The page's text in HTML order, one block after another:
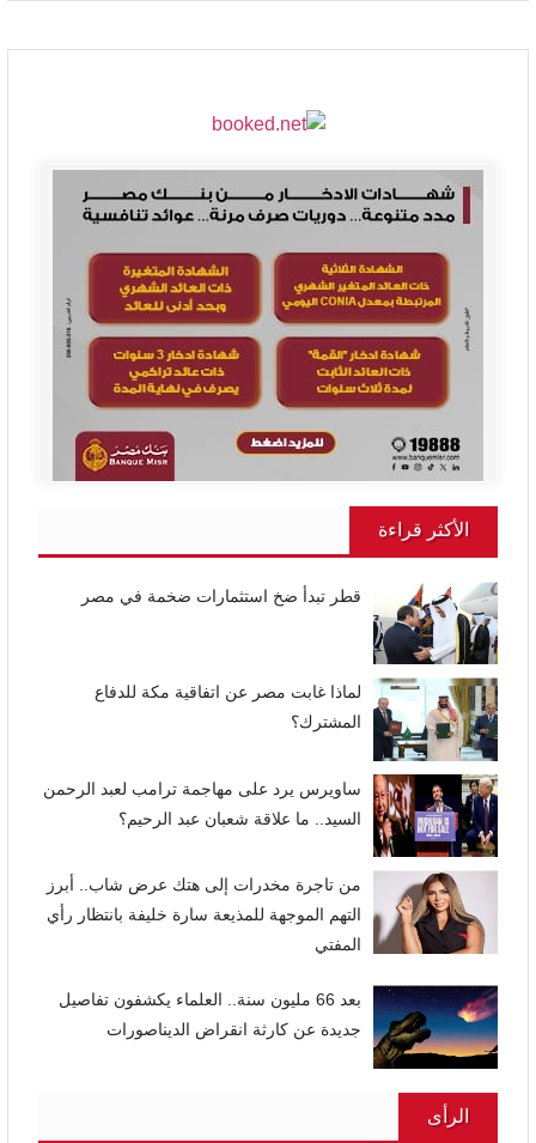
الأكثر قراءة
قطر تبدأ ضخ استثمارات ضخمة في مصر
لماذا غابت مصر عن اتفاقية مكة للدفاع
المشترك؟
ساويرس يرد على مهاجمة ترامب لعبد الرحمن
السيد.. ما علاقة شعبان عبد الرحيم؟
من تاجرة مخدرات إلى هتك عرض شاب.. أبرز
التهم الموجهة للمذيعة سارة خليفة بانتظار رأي
المفتي
بعد 66 مليون سنة.. العلماء يكشفون تفاصيل
جديدة عن كارثة انقراض الديناصورات
الرأى